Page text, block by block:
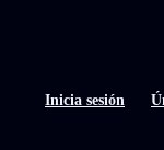
Inicia sesión